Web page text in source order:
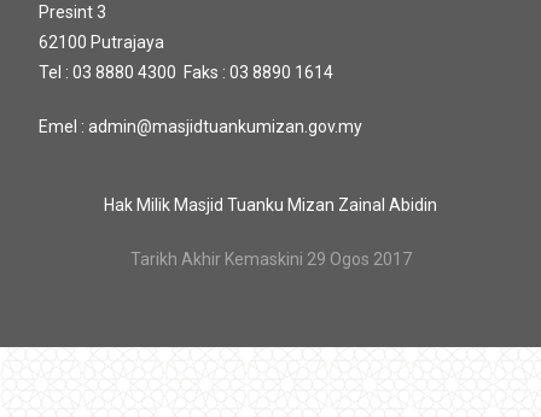
Presint 3
62100 Putrajaya
Tel : 03 8880 4300 Faks : 03 8890 1614
Emel : admin@masjidtuankumizan.gov.my
Hak Milik Masjid Tuanku Mizan Zainal Abidin
Tarikh Akhir Kemaskini 29 Ogos 2017